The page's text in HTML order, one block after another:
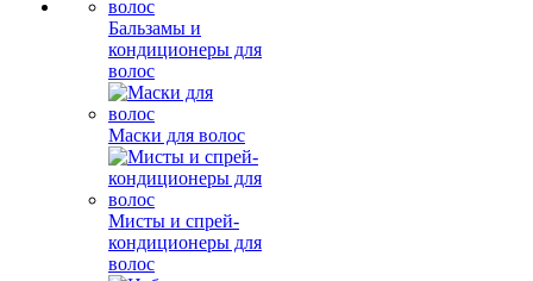
Бальзамы и
кондиционеры для
волос
Маски для волос
Мисты и спрей-
кондиционеры для
волос